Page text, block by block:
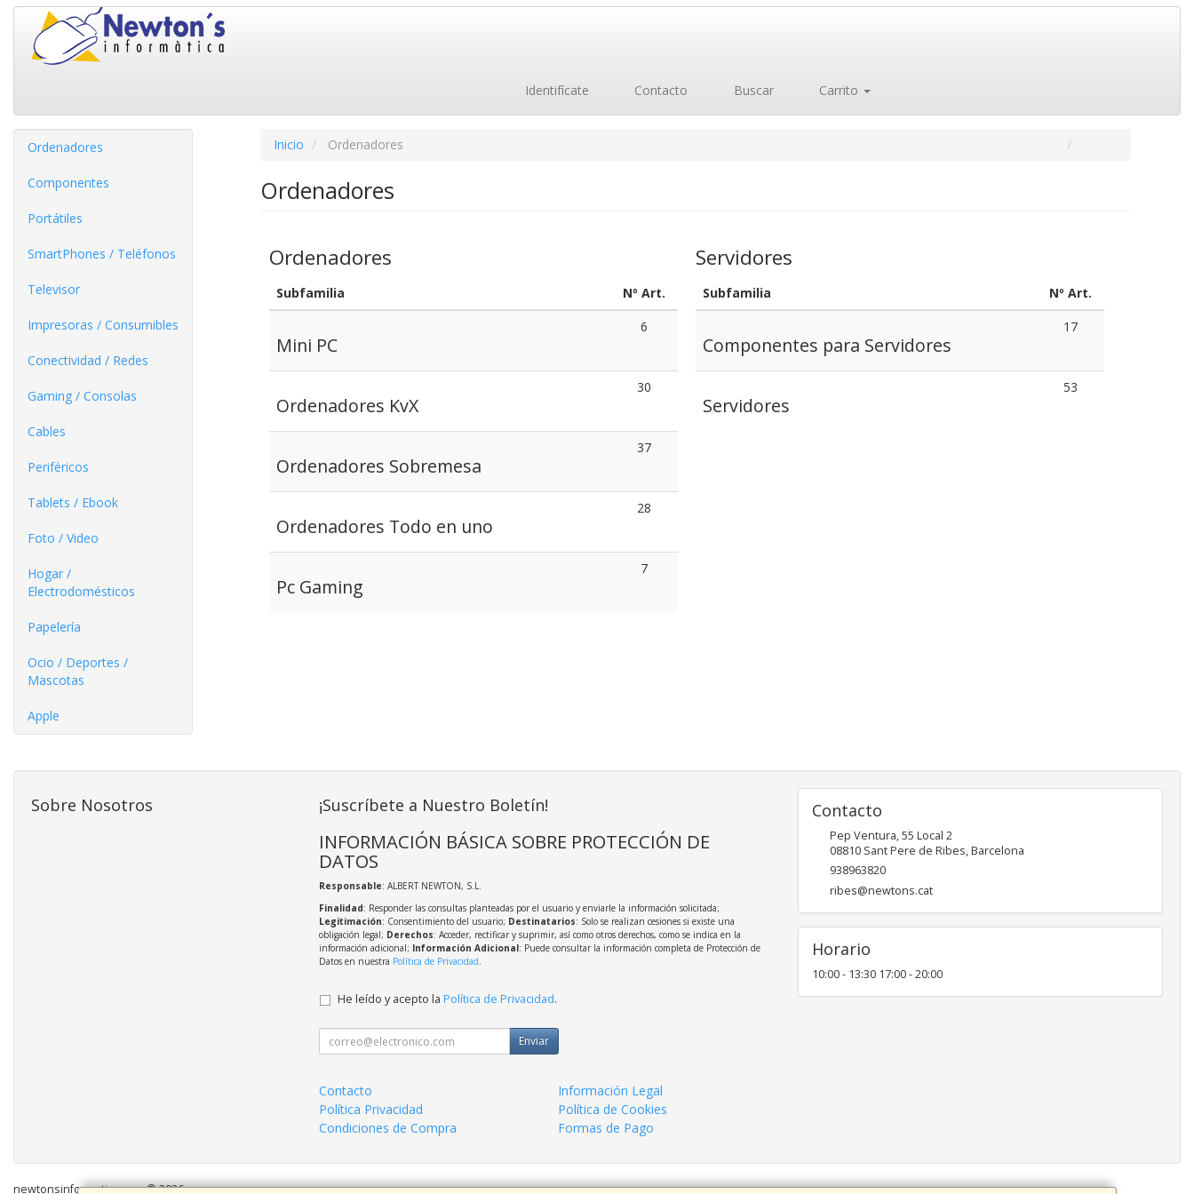
Identifícate Contacto Buscar Carrito
Ordenadores
Componentes
Portátiles
SmartPhones / Teléfonos
Televisor
Impresoras / Consumibles
Conectividad / Redes
Gaming / Consolas
Cables
Periféricos
Tablets / Ebook
Foto / Video
Hogar /
Electrodomésticos
Papelería
Ocio / Deportes /
Mascotas
Apple
Inicio Ordenadores
Ordenadores
Ordenadores
Subfamilia Nº Art.
Mini PC
6
Ordenadores KvX
30
Ordenadores Sobremesa
37
Ordenadores Todo en uno
28
Pc Gaming
7
Servidores
Subfamilia Nº Art.
Componentes para Servidores
17
Servidores
53
Sobre Nosotros ¡Suscríbete a Nuestro Boletín!
INFORMACIÓN BÁSICA SOBRE PROTECCIÓN DE
DATOS
Responsable: ALBERT NEWTON, S.L.
Finalidad: Responder las consultas planteadas por el usuario y enviarle la información solicitada;
Legitimación: Consentimiento del usuario; Destinatarios: Solo se realizan cesiones si existe una
obligación legal; Derechos: Acceder, rectificar y suprimir, así como otros derechos, como se indica en la
información adicional; Información Adicional: Puede consultar la información completa de Protección de
Datos en nuestra Política de Privacidad.
He leído y acepto la Política de Privacidad.
Enviar
Contacto
Información Legal
Política Privacidad
Política de Cookies
Condiciones de Compra
Formas de Pago
Contacto
Pep Ventura, 55 Local 2
08810 Sant Pere de Ribes,Barcelona
938963820
ribes@newtons.cat
Horario
10:00 - 13:30 17:00 - 20:00
newtonsinformatica.com © 2026